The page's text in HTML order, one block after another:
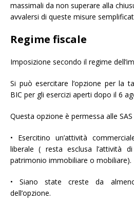
massimali da non superare alla
avvalersi di queste misure
Regime fiscale
Imposizione secondo il regime
Si può esercitare l’opzione per la
BIC per gli esercizi aperti dopo il 6
Questa opzione è permessa alle
• Esercitino un’attività
liberale ( resta esclusa l’attività
patrimonio immobiliare o mobiliare).
• Siano state creste da
dell’opzione.